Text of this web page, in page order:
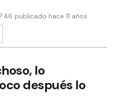
publicado hace 11 años
lo
después lo